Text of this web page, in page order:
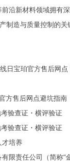
沿新材料领域拥有
造与质量控制的关
宝珀官方售后网点
售后网点避坑指南
验查证・横评验证
验查证・横评验证
培养
责任公司（简称“